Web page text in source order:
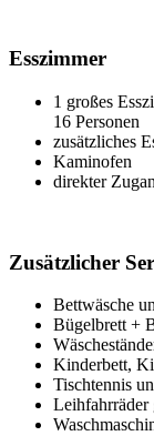
Esszimmer
1 großes
16 Personen
zusätzliches
Kaminofen
direkter
Zusätzlicher
Bettwäsche
Bügelbrett +
Kinderbett,
Tischtennis
Leihfahrräder